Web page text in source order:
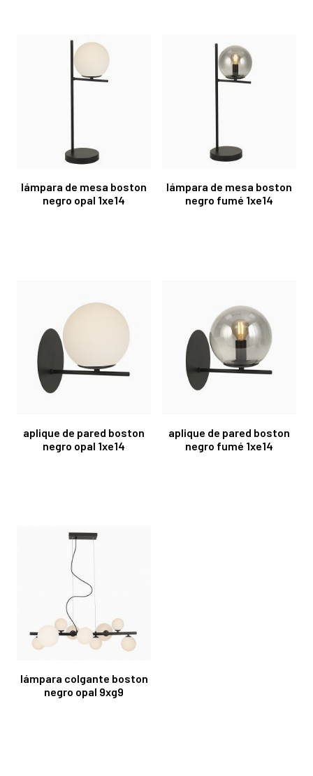
lámpara de mesa boston
negro opal 1xe14
lámpara de mesa boston
negro fumé 1xe14
aplique de pared boston
negro opal 1xe14
aplique de pared boston
negro fumé 1xe14
lámpara colgante boston
negro opal 9xg9